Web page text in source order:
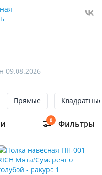
09.08.2026
Прямые Квадратные
Фильтры
0